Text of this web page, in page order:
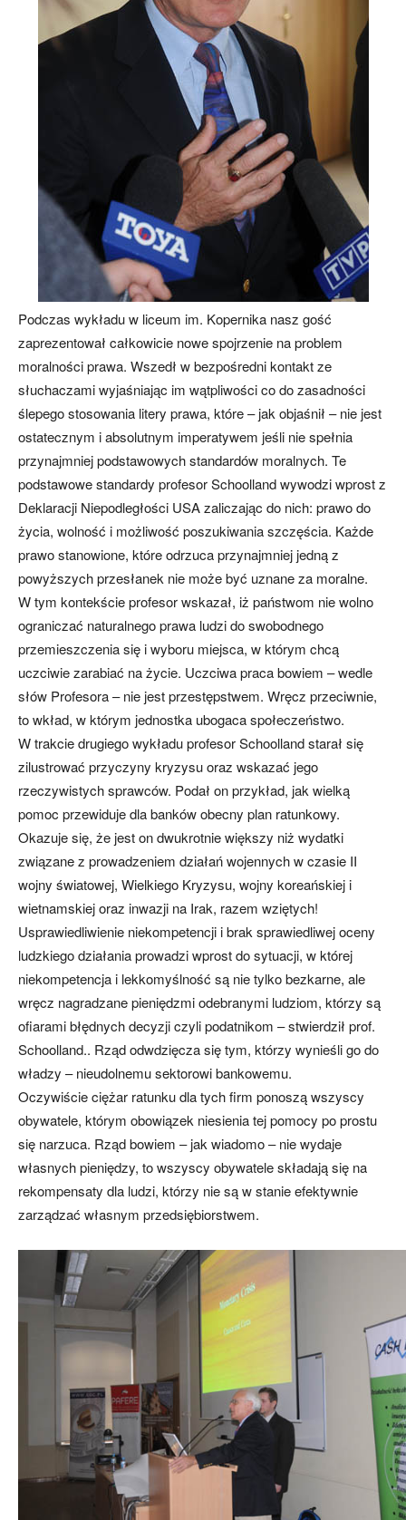
Podczas wykładu w liceum im. Kopernika nasz gość
zaprezentował całkowicie nowe spojrzenie na problem
moralności prawa. Wszedł w bezpośredni kontakt ze
słuchaczami wyjaśniając im wątpliwości co do zasadności
ślepego stosowania litery prawa, które – jak objaśnił – nie jest
ostatecznym i absolutnym imperatywem jeśli nie spełnia
przynajmniej podstawowych standardów moralnych. Te
podstawowe standardy profesor Schoolland wywodzi wprost z
Deklaracji Niepodległości USA zaliczając do nich: prawo do
życia, wolność i możliwość poszukiwania szczęścia. Każde
prawo stanowione, które odrzuca przynajmniej jedną z
powyższych przesłanek nie może być uznane za moralne.
W tym kontekście profesor wskazał, iż państwom nie wolno
ograniczać naturalnego prawa ludzi do swobodnego
przemieszczenia się i wyboru miejsca, w którym chcą
uczciwie zarabiać na życie. Uczciwa praca bowiem – wedle
słów Profesora – nie jest przestępstwem. Wręcz przeciwnie,
to wkład, w którym jednostka ubogaca społeczeństwo.
W trakcie drugiego wykładu profesor Schoolland starał się
zilustrować przyczyny kryzysu oraz wskazać jego
rzeczywistych sprawców. Podał on przykład, jak wielką
pomoc przewiduje dla banków obecny plan ratunkowy.
Okazuje się, że jest on dwukrotnie większy niż wydatki
związane z prowadzeniem działań wojennych w czasie II
wojny światowej, Wielkiego Kryzysu, wojny koreańskiej i
wietnamskiej oraz inwazji na Irak, razem wziętych!
Usprawiedliwienie niekompetencji i brak sprawiedliwej oceny
ludzkiego działania prowadzi wprost do sytuacji, w której
niekompetencja i lekkomyślność są nie tylko bezkarne, ale
wręcz nagradzane pieniędzmi odebranymi ludziom, którzy są
ofiarami błędnych decyzji czyli podatnikom – stwierdził prof.
Schoolland.. Rząd odwdzięcza się tym, którzy wynieśli go do
władzy – nieudolnemu sektorowi bankowemu.
Oczywiście ciężar ratunku dla tych firm ponoszą wszyscy
obywatele, którym obowiązek niesienia tej pomocy po prostu
się narzuca. Rząd bowiem – jak wiadomo – nie wydaje
własnych pieniędzy, to wszyscy obywatele składają się na
rekompensaty dla ludzi, którzy nie są w stanie efektywnie
zarządzać własnym przedsiębiorstwem.